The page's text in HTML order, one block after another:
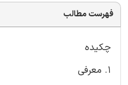
فهرست مطالب
چکیده
1. معرفی